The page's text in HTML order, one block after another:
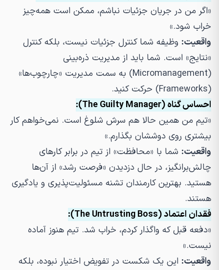
«اگر من در جریان جزئیات نباشم، ممکن است همه‌چیز
خراب شود.»
واقعیت: وظیفه شما کنترل جزئیات نیست، بلکه کنترل
«نتایج» است. شما باید از مدیریت ذره‌بینی
(Micromanagement) به سمت مدیریت «چارچوب‌ها»
(Frameworks) حرکت کنید.
احساس گناه (The Guilty Manager):
«تیم من همین حالا هم سرش شلوغ است. نمی‌خواهم کار
بیشتری روی دوششان بگذارم.»
واقعیت: شما با «محافظت» از تیم در برابر کارهای
چالش‌برانگیز، در حال دزدیدن «فرصت رشد» از آن‌ها
هستید. بهترین کارمندان تشنه مسئولیت‌پذیری و یادگیری
هستند.
فقدان اعتماد (The Untrusting Boss):
«دفعه قبل که واگذار کردم، خراب شد. تیم هنوز آماده
نیست.»
واقعیت: این یک شکست در تفویض اختیار نبوده، بلکه